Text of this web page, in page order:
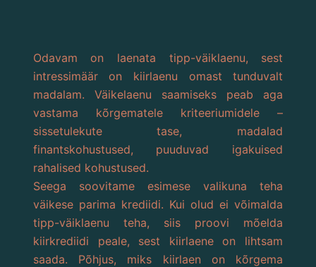
Odavam on laenata tipp-väiklaenu, sest
intressimäär on kiirlaenu omast tunduvalt
madalam. Väikelaenu saamiseks peab aga
vastama kõrgematele kriteeriumidele –
sissetulekute tase, madalad
finantskohustused, puuduvad igakuised
rahalised kohustused.
Seega soovitame esimese valikuna teha
väikese parima krediidi. Kui olud ei võimalda
tipp-väiklaenu teha, siis proovi mõelda
kiirkrediidi peale, sest kiirlaene on lihtsam
saada. Põhjus, miks kiirlaen on kõrgema